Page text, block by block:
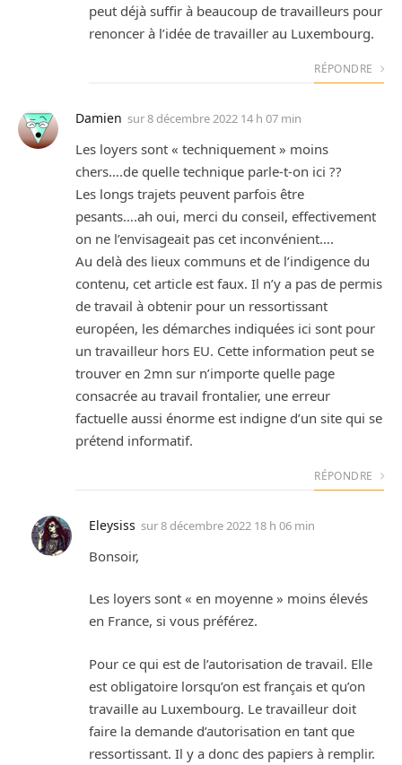
peut déjà suffir à beaucoup de travailleurs pour
renoncer à l’idée de travailler au Luxembourg.
RÉPONDRE
Damien sur8 décembre 2022 14 h 07 min
Les loyers sont « techniquement » moins
chers….de quelle technique parle-t-on ici ??
Les longs trajets peuvent parfois être
pesants….ah oui, merci du conseil, effectivement
on ne l’envisageait pas cet inconvénient….
Au delà des lieux communs et de l’indigence du
contenu, cet article est faux. Il n’y a pas de permis
de travail à obtenir pour un ressortissant
européen, les démarches indiquées ici sont pour
un travailleur hors EU. Cette information peut se
trouver en 2mn sur n’importe quelle page
consacrée au travail frontalier, une erreur
factuelle aussi énorme est indigne d’un site qui se
prétend informatif.
RÉPONDRE
Eleysiss sur8 décembre 2022 18 h 06 min
Bonsoir,
Les loyers sont « en moyenne » moins élevés
en France, si vous préférez.
Pour ce qui est de l’autorisation de travail. Elle
est obligatoire lorsqu’on est français et qu’on
travaille au Luxembourg. Le travailleur doit
faire la demande d’autorisation en tant que
ressortissant. Il y a donc des papiers à remplir.